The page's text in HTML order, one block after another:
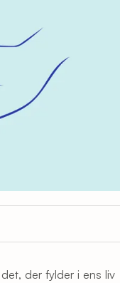
der fylder i ens liv